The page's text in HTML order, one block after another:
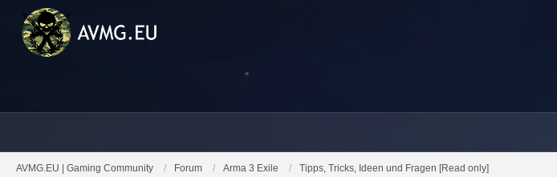
AVMG.EU | Gaming Community Forum Arma 3 Exile Tipps, Tricks, Ideen und Fragen [Read only]